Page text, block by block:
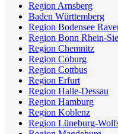
Region Arnsberg
Baden Württemberg
Region Bodensee
Region Bonn Rhein-
Region Chemnitz
Region Coburg
Region Cottbus
Region Erfurt
Region Halle-Dessau
Region Hamburg
Region Koblenz
Region Lüneburg-